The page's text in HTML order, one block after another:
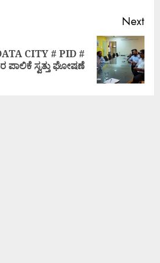
Next
CITY # PID #
ಪಾಲಿಕೆ ಸ್ವತ್ತು ಘೋಷಣೆ